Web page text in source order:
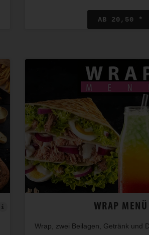
AB 20,50 *
WRAP MENÜ
Wrap, zwei Beilagen, Getränk und